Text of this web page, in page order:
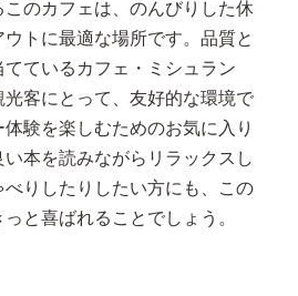
のカフェは、のんびりした休
トに最適な場所です。品質と
ているカフェ・ミシュラン
客にとって、友好的な環境で
験を楽しむためのお気に入り
本を読みながらリラックスし
りしたりしたい方にも、この
と喜ばれることでしょう。